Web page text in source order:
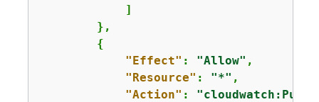
            ]
        },
{
"Effect" : "Allow" ,
"Resource" : "*" ,
"Action" :